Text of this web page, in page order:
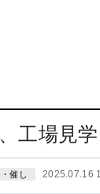
工場見
催し 2025.07.16